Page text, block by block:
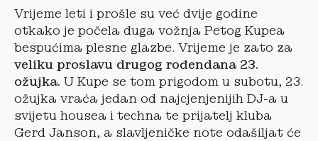
Vrijeme leti i prošle su već dvije godine
otkako je počela duga vožnja Petog Kupea
bespućima plesne glazbe. Vrijeme je zato za
veliku proslavu drugog rođendana 23.
ožujka. U Kupe se tom prigodom u subotu, 23.
ožujka vraća jedan od najcjenjenijih DJ-a u
svijetu housea i techna te prijatelj kluba
Gerd Janson, a slavljeničke note odašiljat će